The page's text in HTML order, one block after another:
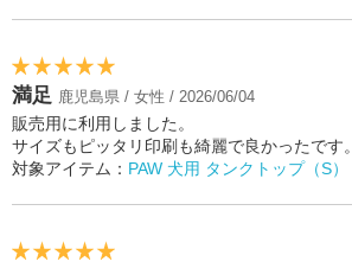
満足 鹿児島県 / 女性 / 2026/06/04
販売用に利用しました。
サイズもピッタリ印刷も綺麗で良かったです。
対象アイテム： PAW 犬用 タンクトップ（S）